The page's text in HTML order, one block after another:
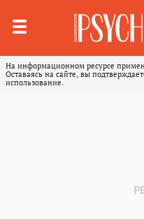
На информационном ресурсе
Оставаясь на сайте, вы
использование.